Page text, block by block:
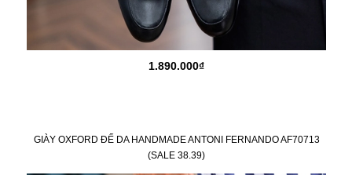
1.890.000₫
GIÀY OXFORD ĐẾ DA HANDMADE ANTONI FERNANDO AF70713
(SALE 38.39)